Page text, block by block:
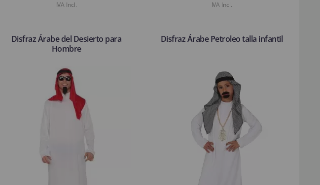
IVA Incl. IVA Incl.
Disfraz Árabe del Desierto para
Hombre
Disfraz Árabe Petroleo talla infantil